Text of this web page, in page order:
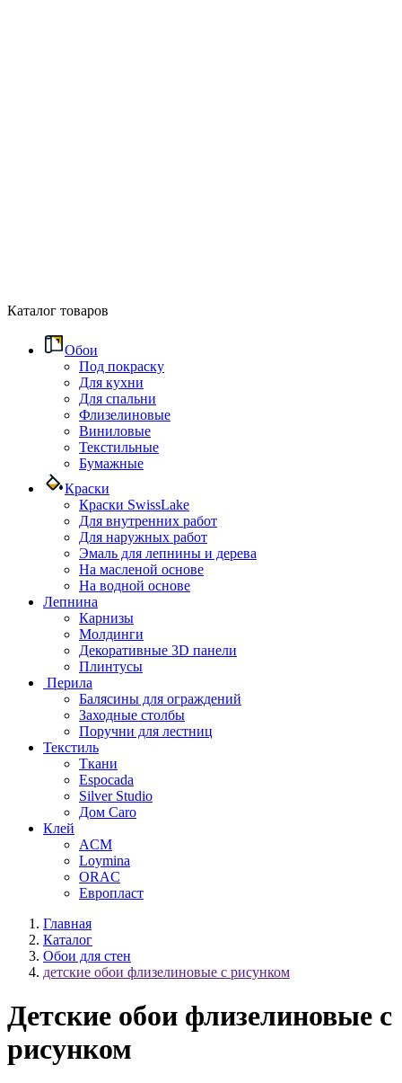
Каталог товаров
Обои
Под покраску
Для кухни
Для спальни
Флизелиновые
Виниловые
Текстильные
Бумажные
Краски
Краски SwissLake
Для внутренних работ
Для наружных работ
Эмаль для лепнины и дерева
На масленой основе
На водной основе
Лепнина
Карнизы
Молдинги
Декоративные 3D панели
Плинтусы
Перила
Балясины для ограждений
Заходные столбы
Поручни для лестниц
Текстиль
Ткани
Espocada
Silver Studio
Дом Caro
Клей
ACM
Loymina
ORAC
Европласт
Главная
Каталог
Обои для стен
детские обои флизелиновые с рисунком
Детские обои флизелиновые с
рисунком